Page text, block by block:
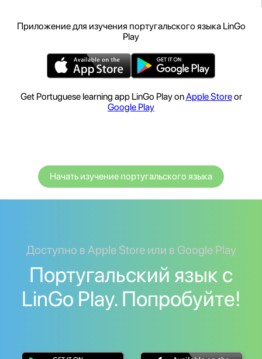
Приложение для изучения португальского языка LinGo
Play
Get Portuguese learning app LinGo Play onApple Storeor
Google Play
Начать изучение португальского языка
Доступно в Apple Store или в Google Play
Португальский язык с
LinGo Play. Попробуйте!